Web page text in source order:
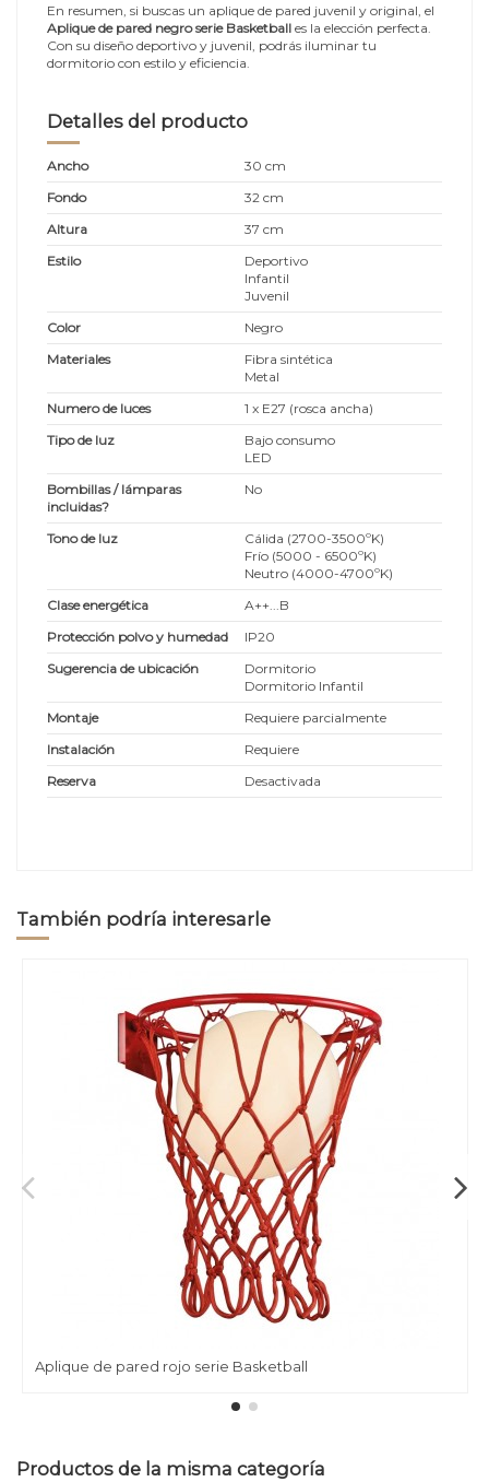
En resumen, si buscas un aplique de pared juvenil y original, el
Aplique de pared negro serie Basketball es la elección perfecta.
Con su diseño deportivo y juvenil, podrás iluminar tu
dormitorio con estilo y eficiencia.
Detalles del producto
Ancho
30 cm
Fondo
32 cm
Altura
37 cm
Estilo
Deportivo
Infantil
Juvenil
Color
Negro
Materiales
Fibra sintética
Metal
Numero de luces
1 x E27 (rosca ancha)
Tipo de luz
Bajo consumo
LED
Bombillas / lámparas
incluidas?
No
Tono de luz
Cálida (2700-3500ºK)
Frío (5000 - 6500ºK)
Neutro (4000-4700ºK)
Clase energética
A++...B
Protección polvo y humedad
IP20
Sugerencia de ubicación
Dormitorio
Dormitorio Infantil
Montaje
Requiere parcialmente
Instalación
Requiere
Reserva
Desactivada
También podría interesarle
Aplique de pared rojo serie Basketball
Productos de la misma categoría